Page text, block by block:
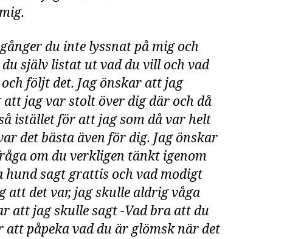
du inte lyssnat på mig och
själv listat ut vad du vill och vad
följt det. Jag önskar att jag
jag var stolt över dig där och då
istället för att jag som då var helt
det bästa även för dig. Jag önskar
om du verkligen tänkt igenom
hund sagt grattis och vad modigt
att det var, jag skulle aldrig våga
att jag skulle sagt -Vad bra att du
påpeka vad du är glömsk när det